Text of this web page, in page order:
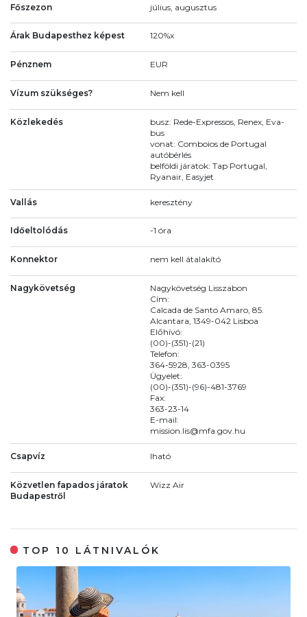
Főszezon július, augusztus
Árak Budapesthez képest 120%x
Pénznem EUR
Vízum szükséges? Nem kell
Közlekedés
busz: Rede-Expressos, Renex, Eva-
bus
vonat: Comboios de Portugal
autóbérlés
belföldi járatok: Tap Portugal,
Ryanair, Easyjet
Vallás keresztény
Időeltolódás -1 óra
Konnektor nem kell átalakító
Nagykövetség
Nagykövetség Lisszabon
Cím:
Calcada de Santo Amaro, 85.
Alcantara, 1349-042 Lisboa
Előhívó:
(00)-(351)-(21)
Telefon:
364-5928, 363-0395
Ügyelet:
(00)-(351)-(96)-481-3769
Fax:
363-23-14
E-mail:
mission.lis@mfa.gov.hu
Csapvíz Iható
Közvetlen fapados járatok
Budapestről
Wizz Air
TOP 10 LÁTNIVALÓK